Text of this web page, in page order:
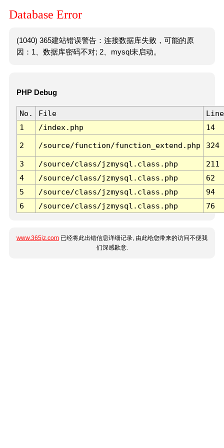
Database Error
(1040) 365建站错误警告：连接数据库失败，可能的原
因：1、数据库密码不对; 2、mysql未启动。
PHP Debug
No. File
Line
1
/index.php 14
2 /source/function/function_extend.php 324
3 /source/class/jzmysql.class.php
211
4
/source/class/jzmysql.class.php
62
5
/source/class/jzmysql.class.php
94
6
/source/class/jzmysql.class.php 76
www.365jz.com 已经将此出错信息详细记录, 由此给您带来的访问不便我
们深感歉意.